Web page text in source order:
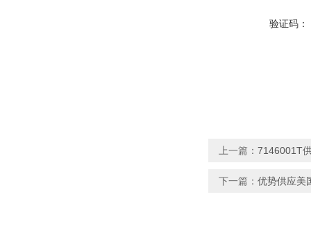
验证码：
上一篇： 7146001T
下一篇： 优势供应美